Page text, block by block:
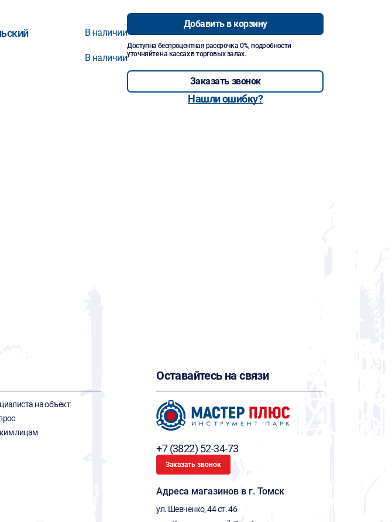
В наличии
В наличии
Добавить в корзину
Доступна беспроцентная рассрочка 0%, подробности
уточняйте на кассах в торговых залах.
Заказать звонок
Нашли ошибку?
на объект
лицам
Оставайтесь на связи
+7 (3822) 52-34-73
Заказать звонок
Адреса магазинов в г. Томск
ул. Шевченко, 44 ст. 46